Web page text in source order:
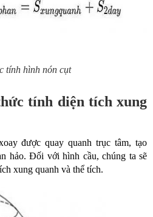
tính hình nón cụt
tính diện tích xung
được quay quanh trục tâm, tạo
hảo. Đối với hình cầu, chúng ta sẽ
xung quanh và thể tích.